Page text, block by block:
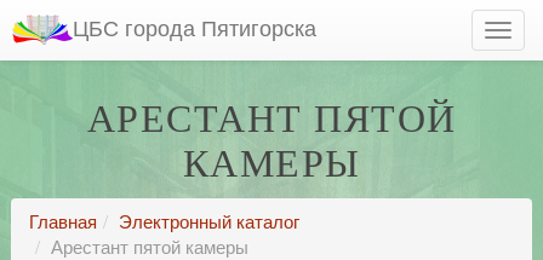
ЦБС города Пятигорска
АРЕСТАНТ ПЯТОЙ
КАМЕРЫ
Главная
Электронный каталог
Арестант пятой камеры